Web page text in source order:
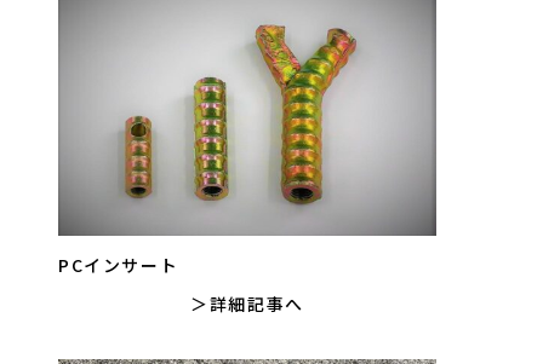
PCインサート
詳細記事へ